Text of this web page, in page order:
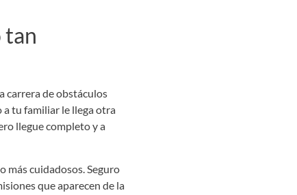
tan
carrera de obstáculos
a tu familiar le llega otra
llegue completo y a
más cuidadosos. Seguro
que aparecen de la